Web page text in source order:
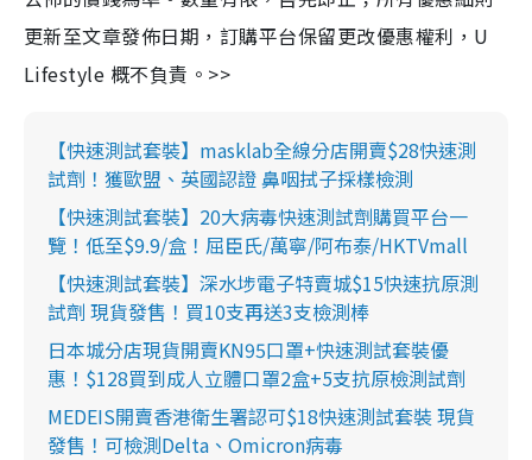
更新至文章發佈日期，訂購平台保留更改優惠權利，U
Lifestyle 概不負責。>>
【快速測試套裝】masklab全線分店開賣$28快速測
試劑！獲歐盟、英國認證 鼻咽拭子採樣檢測
【快速測試套裝】20大病毒快速測試劑購買平台一
覽！低至$9.9/盒！屈臣氏/萬寧/阿布泰/HKTVmall
【快速測試套裝】深水埗電子特賣城$15快速抗原測
試劑 現貨發售！買10支再送3支檢測棒
日本城分店現貨開賣KN95口罩+快速測試套裝優
惠！$128買到成人立體口罩2盒+5支抗原檢測試劑
MEDEIS開賣香港衛生署認可$18快速測試套裝 現貨
發售！可檢測Delta、Omicron病毒